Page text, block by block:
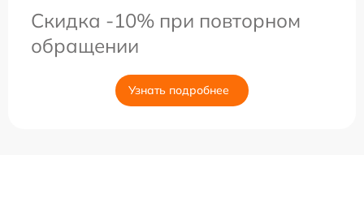
Скидка -10% при повторном
обращении
Узнать подробнее